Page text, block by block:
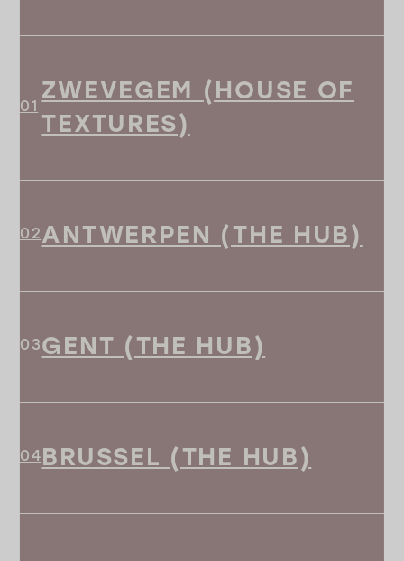
ZWEVEGEM (HOUSE OF
TEXTURES)
ANTWERPEN (THE HUB)
GENT (THE HUB)
BRUSSEL (THE HUB)